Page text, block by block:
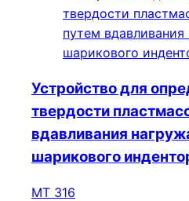
Устройство для
твердости
вдавливания
шарикового
МТ 316